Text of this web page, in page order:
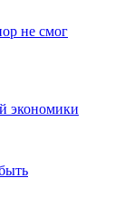
не смог
экономики